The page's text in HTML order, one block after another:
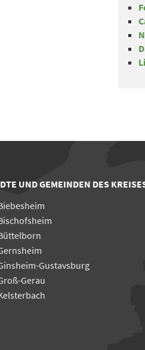
UND GEMEINDEN DES
Gustavsburg
Gerau